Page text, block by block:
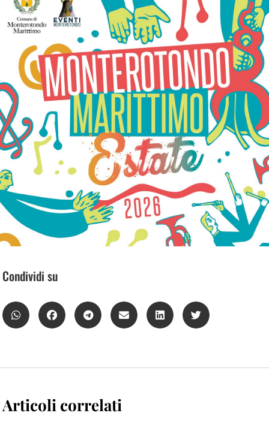
Condividi su
Articoli correlati